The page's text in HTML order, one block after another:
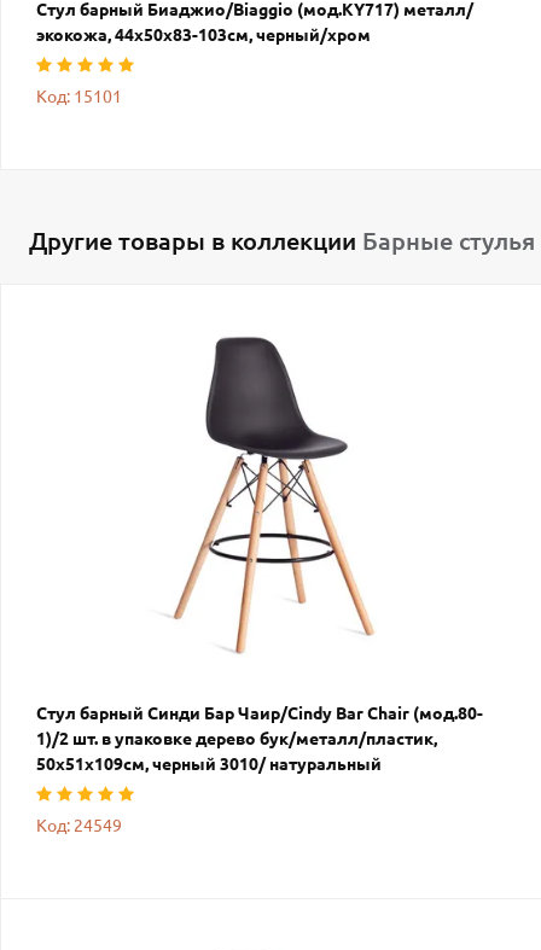
Стул барный Биаджио/Biaggio (мод.KY717) металл/
экокожа, 44х50х83-103см, черный/хром
Код: 15101
Другие товары в коллекции Барные стулья
Стул барный Синди Бар Чаир/Cindy Bar Chair (мод.80-
1)/2 шт. в упаковке дерево бук/металл/пластик,
50х51х109см, черный 3010/ натуральный
Код: 24549